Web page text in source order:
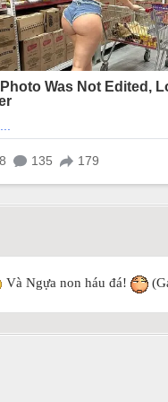
Và Ngựa non háu đá!